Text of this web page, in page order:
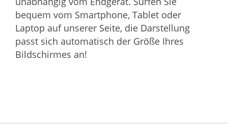
bequem vom Smartphone, Tablet oder
Laptop auf unserer Seite, die Darstellung
passt sich automatisch der Größe Ihres
Bildschirmes an!